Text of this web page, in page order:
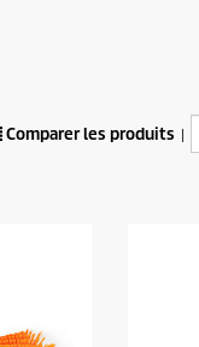
Comparer les produits |